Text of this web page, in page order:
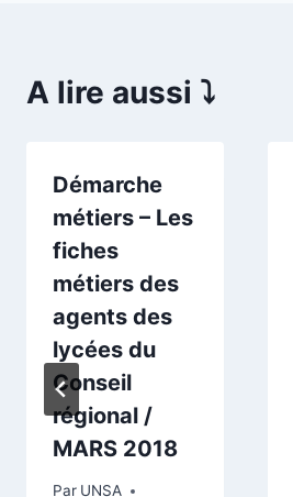
A lire aussi ⤵️
Démarche
métiers – Les
fiches
métiers des
agents des
lycées du
Conseil
régional /
MARS 2018
Par UNSA